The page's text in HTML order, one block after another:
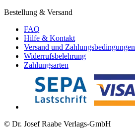
Bestellung & Versand
FAQ
Hilfe & Kontakt
Versand und Zahlungsbedingungen
Widerrufsbelehrung
Zahlungsarten
© Dr. Josef Raabe Verlags-GmbH